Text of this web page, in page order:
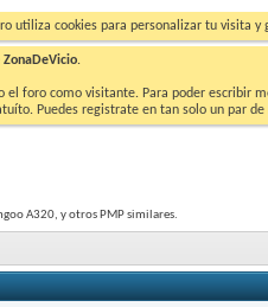
utiliza cookies para personalizar tu visita
ZonaDeVicio.
el foro como visitante. Para poder escribir
Puedes registrate en tan solo un par
A320, y otros PMP similares.